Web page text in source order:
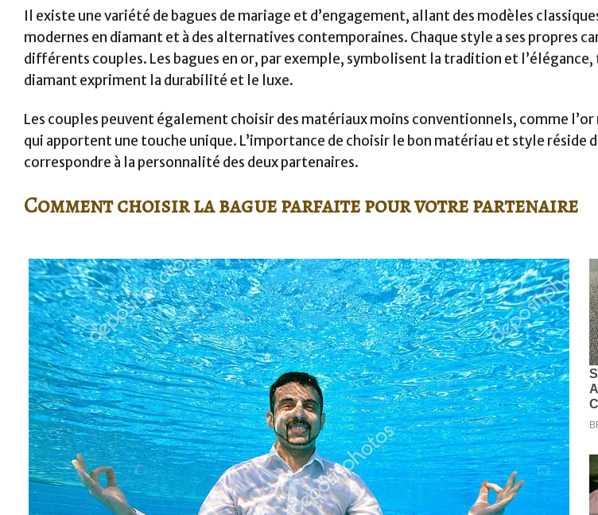
Il existe une variété de bagues de mariage et d’engagement, allant des modèles
modernes en diamant et à des alternatives contemporaines. Chaque style a ses propres
différents couples. Les bagues en or, par exemple, symbolisent la tradition et l’élégance,
diamant expriment la durabilité et le luxe.
Les couples peuvent également choisir des matériaux moins conventionnels, comme l’or
qui apportent une touche unique. L’importance de choisir le bon matériau et style réside
correspondre à la personnalité des deux partenaires.
Comment choisir la bague parfaite pour votre partenaire